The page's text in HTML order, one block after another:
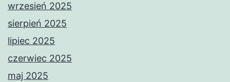
wrzesień 2025
sierpień 2025
lipiec 2025
czerwiec 2025
maj 2025